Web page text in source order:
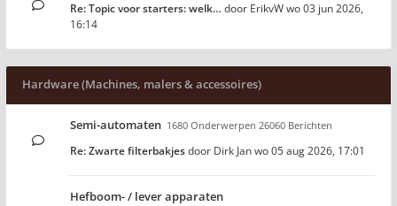
Re: Topic voor starters: welk… door ErikvWwo 03 jun 2026,
16:14
Hardware (Machines, malers & accessoires)
Semi-automaten 1680 Onderwerpen 26060 Berichten
Re: Zwarte filterbakjesdoor Dirk Janwo 05 aug 2026, 17:01
Hefboom- / lever apparaten